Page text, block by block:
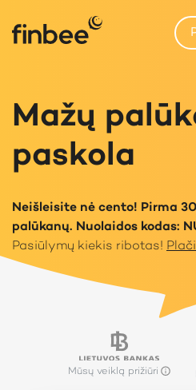
Mažų
paskola
Neišleisite nė cento! Pirma
palūkanų. Nuolaidos kodas:
Pasiūlymų kiekis ribotas!
Mūsų veiklą prižiūri